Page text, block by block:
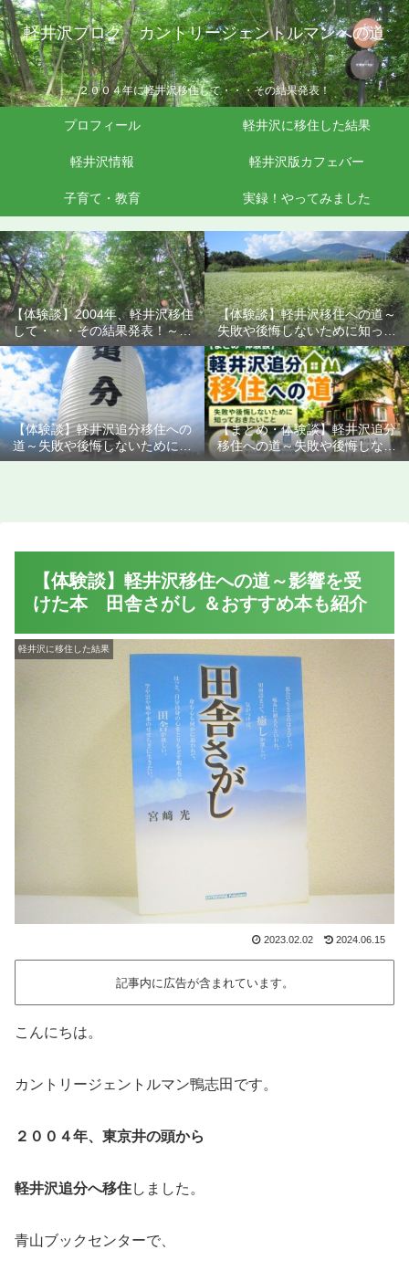
軽井沢ブログ カントリージェントルマンへの道
２００４年に軽井沢移住して・・・その結果発表！
プロフィール 軽井沢に移住した結果
軽井沢情報 軽井沢版カフェバー
子育て・教育 実録！やってみました
【体験談】2004年、軽井沢移住
して・・・その結果発表！～失
敗や後悔しないために知ってお
きたいこと
【体験談】軽井沢移住への道～
失敗や後悔しないために知って
おきたいこと
【体験談】軽井沢追分移住への
道～失敗や後悔しないために知
っておきたいこと
【まとめ・体験談】軽井沢追分
移住への道～失敗や後悔しない
ために知っておきたいこと
【体験談】軽井沢移住への道～影響を受
けた本 田舎さがし ＆おすすめ本も紹介
軽井沢に移住した結果
2023.02.02 2024.06.15
記事内に広告が含まれています。
こんにちは。
カントリージェントルマン鴨志田です。
２００４年、東京井の頭から
軽井沢追分へ移住しました。
青山ブックセンターで、